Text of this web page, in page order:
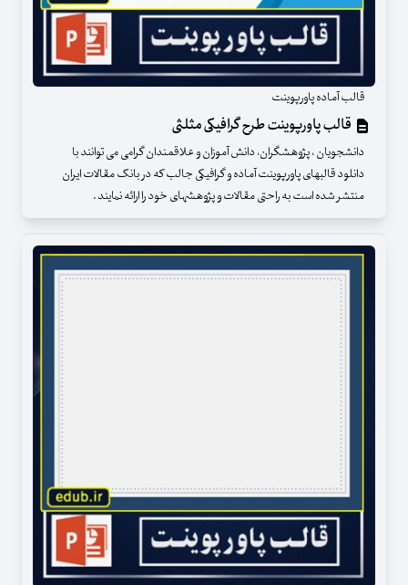
قالب آماده پاورپوینت
قالب پاورپوینت طرح گرافیکی مثلثی
دانشجویان ، پژوهشگران، دانش آموزان و علاقمندان گرامی می توانند با
دانلود قالبهای پاورپوینت آماده و گرافیکی جالب که در بانک مقالات ایران
منتشر شده است به راحتی مقالات و پژوهشهای خود را ارائه نمایند .